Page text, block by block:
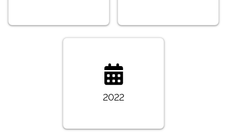
2022